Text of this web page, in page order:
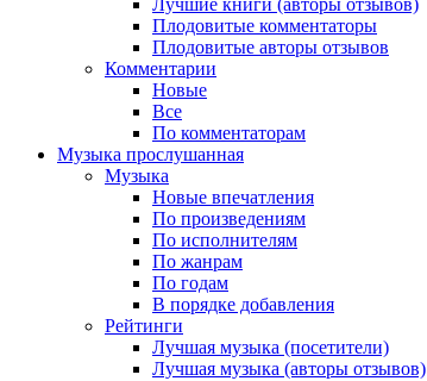
Плодовитые комментаторы
Плодовитые авторы отзывов
Комментарии
Новые
Все
По комментаторам
Музыка прослушанная
Музыка
Новые впечатления
По произведениям
По исполнителям
По жанрам
По годам
В порядке добавления
Рейтинги
Лучшая музыка (посетители)
Лучшая музыка (авторы отзывов)